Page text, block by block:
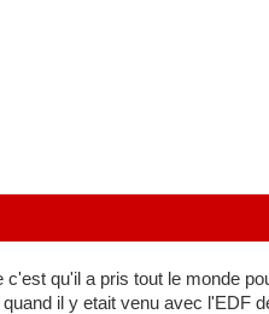
qu'il a pris tout le monde
il y etait venu avec l'EDF